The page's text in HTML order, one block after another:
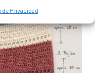
de Privacidad